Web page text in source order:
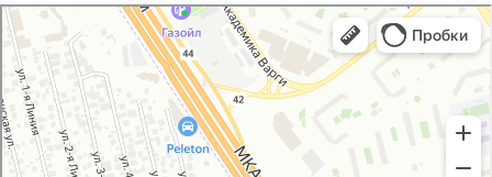
GM-City&VAG-Repair
Автосервис, автотехцентр в Москве
Магазин автозапчастей и автотоваров в Москве